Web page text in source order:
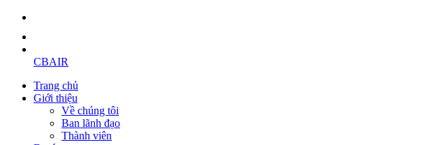
CBAIR
Trang chủ
Giới thiệu
Về chúng tôi
Ban lãnh đạo
Thành viên